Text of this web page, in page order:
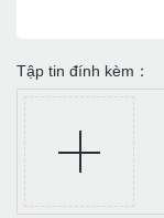
Tập tin đính kèm：